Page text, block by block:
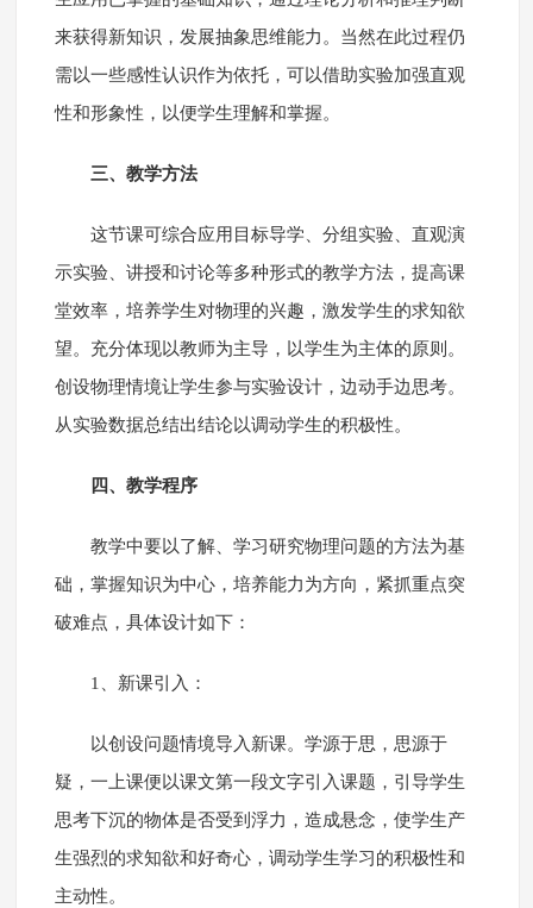
来获得新知识，发展抽象思维能力。当然在此过程仍
需以一些感性认识作为依托，可以借助实验加强直观
性和形象性，以便学生理解和掌握。
三、教学方法
这节课可综合应用目标导学、分组实验、直观演
示实验、讲授和讨论等多种形式的教学方法，提高课
堂效率，培养学生对物理的兴趣，激发学生的求知欲
望。充分体现以教师为主导，以学生为主体的原则。
创设物理情境让学生参与实验设计，边动手边思考。
从实验数据总结出结论以调动学生的积极性。
四、教学程序
教学中要以了解、学习研究物理问题的方法为基
础，掌握知识为中心，培养能力为方向，紧抓重点突
破难点，具体设计如下：
1、新课引入：
以创设问题情境导入新课。学源于思，思源于
疑，一上课便以课文第一段文字引入课题，引导学生
思考下沉的物体是否受到浮力，造成悬念，使学生产
生强烈的求知欲和好奇心，调动学生学习的积极性和
主动性。